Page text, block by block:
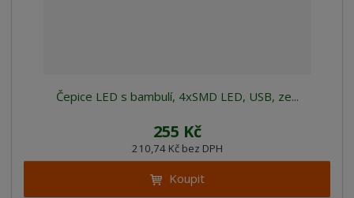
Čepice LED s bambulí, 4xSMD LED, USB, ze...
255 Kč
210,74 Kč bez DPH
Koupit